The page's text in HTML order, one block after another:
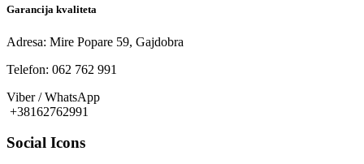
Garancija kvaliteta
Adresa: Mire Popare 59, Gajdobra
Telefon: 062 762 991
Viber / WhatsApp
+38162762991
Social Icons